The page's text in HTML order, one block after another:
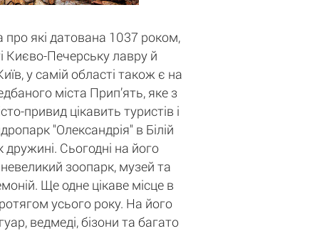
які датована 1037 роком,
Києво-Печерську лавру й
у самій області також є на
міста Прип’ять, яке з
привид цікавить туристів і
"Олександрія" в Білій
Сьогодні на його
зоопарк, музей та
Ще одне цікаве місце в
усього року. На його
ведмеді, бізони та багато